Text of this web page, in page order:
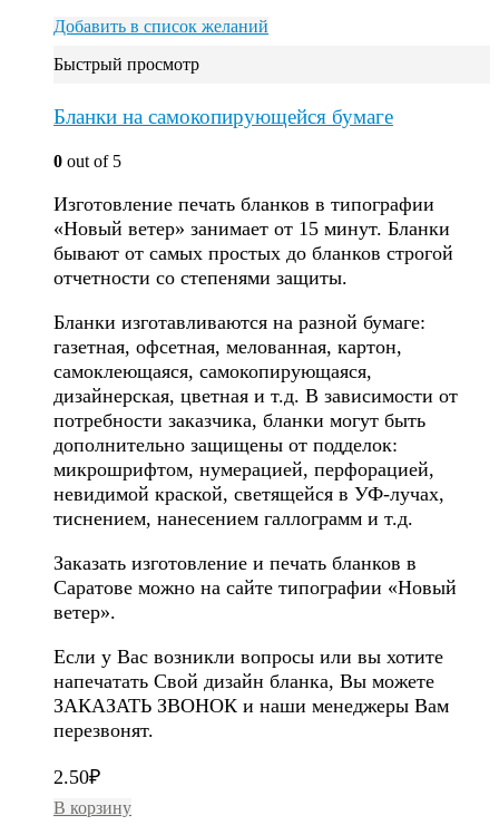
Добавить в список желаний
Быстрый просмотр
Бланки на самокопирующейся бумаге
0 out of 5
Изготовление печать бланков в типографии
«Новый ветер» занимает от 15 минут. Бланки
бывают от самых простых до бланков строгой
отчетности со степенями защиты.
Бланки изготавливаются на разной бумаге:
газетная, офсетная, мелованная, картон,
самоклеющаяся, самокопирующаяся,
дизайнерская, цветная и т.д. В зависимости от
потребности заказчика, бланки могут быть
дополнительно защищены от подделок:
микрошрифтом, нумерацией, перфорацией,
невидимой краской, светящейся в УФ-лучах,
тиснением, нанесением галлограмм и т.д.
Заказать изготовление и печать бланков в
Саратове можно на сайте типографии «Новый
ветер».
Если у Вас возникли вопросы или вы хотите
напечатать Свой дизайн бланка, Вы можете
ЗАКАЗАТЬ ЗВОНОК и наши менеджеры Вам
перезвонят.
2.50₽
В корзину